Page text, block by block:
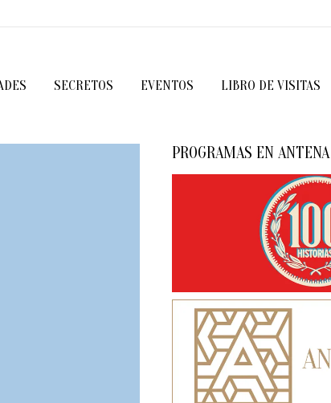
SECRETOS EVENTOS LIBRO DE VISITAS
PROGRAMAS EN ANTENA